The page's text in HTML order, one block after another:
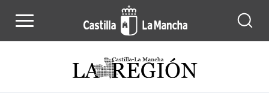
Actualidad de la región de Castilla-